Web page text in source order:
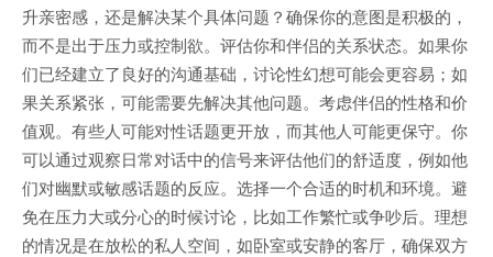
升亲密感，还是解决某个具体问题？确保你的意图是积极的，
而不是出于压力或控制欲。评估你和伴侣的关系状态。如果你
们已经建立了良好的沟通基础，讨论性幻想可能会更容易；如
果关系紧张，可能需要先解决其他问题。考虑伴侣的性格和价
值观。有些人可能对性话题更开放，而其他人可能更保守。你
可以通过观察日常对话中的信号来评估他们的舒适度，例如他
们对幽默或敏感话题的反应。选择一个合适的时机和环境。避
免在压力大或分心的时候讨论，比如工作繁忙或争吵后。理想
的情况是在放松的私人空间，如卧室或安静的客厅，确保双方